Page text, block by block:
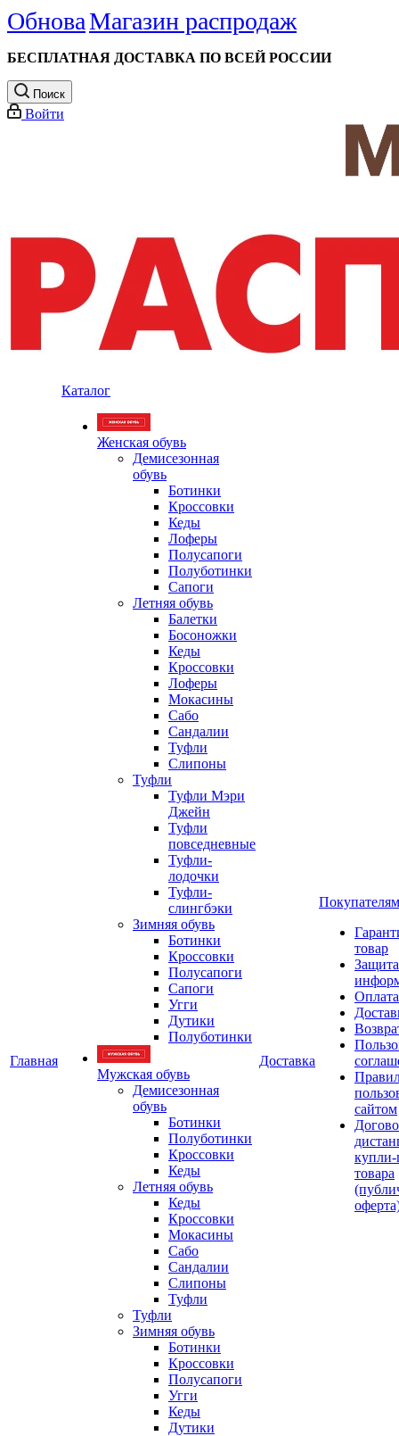
ОбноваМагазин распродаж
БЕСПЛАТНАЯ ДОСТАВКА ПО ВСЕЙ РОССИИ
Поиск
Войти
Главная
Каталог
Женская обувь
Демисезонная
обувь
Ботинки
Кроссовки
Кеды
Лоферы
Полусапоги
Полуботинки
Сапоги
Летняя обувь
Балетки
Босоножки
Кеды
Кроссовки
Лоферы
Мокасины
Сабо
Сандалии
Туфли
Слипоны
Туфли
Туфли Мэри
Джейн
Туфли
повседневные
Туфли-
лодочки
Туфли-
слингбэки
Зимняя обувь
Ботинки
Кроссовки
Полусапоги
Сапоги
Угги
Дутики
Полуботинки
Мужская обувь
Демисезонная
обувь
Ботинки
Полуботинки
Кроссовки
Кеды
Летняя обувь
Кеды
Кроссовки
Мокасины
Сабо
Сандалии
Слипоны
Туфли
Туфли
Зимняя обувь
Ботинки
Кроссовки
Полусапоги
Угги
Кеды
Дутики
Доставка
Покупателям
товар
Защита
Оплата
сайтом
товара